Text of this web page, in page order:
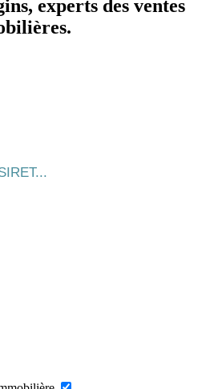
experts des ventes